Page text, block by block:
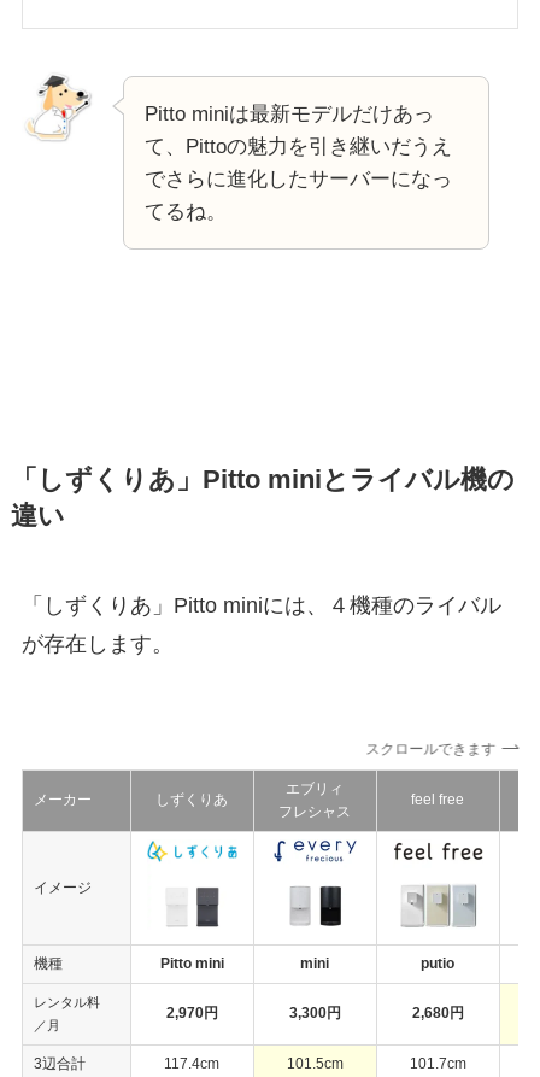
Pitto miniは最新モデルだけあっ
て、Pittoの魅力を引き継いだうえ
でさらに進化したサーバーになっ
てるね。
「しずくりあ」Pitto miniとライバル機の
違い
「しずくりあ」Pitto miniには、４機種のライバル
が存在します。
スクロールできます
メーカー しずくりあ
エブリィ
フレシャス
feel free
イメージ
機種 Pitto mini mini putio
レンタル料
／月
2,970円 3,300円 2,680円
3辺合計 117.4cm 101.5cm 101.7cm